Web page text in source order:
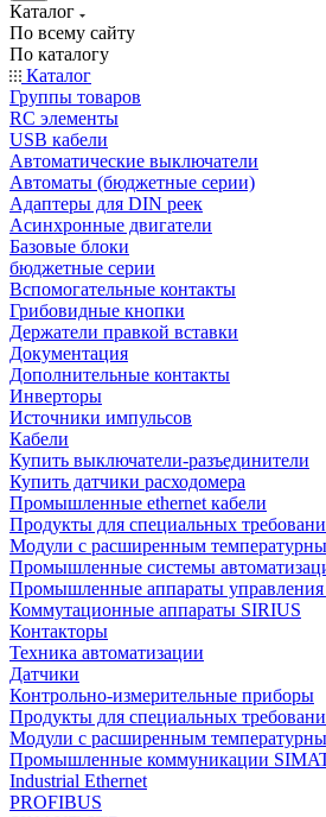
Каталог
По всему сайту
По каталогу
Каталог
Группы товаров
RC элементы
USB кабели
Автоматические выключатели
Автоматы (бюджетные серии)
Адаптеры для DIN реек
Асинхронные двигатели
Базовые блоки
бюджетные серии
Вспомогательные контакты
Грибовидные кнопки
Держатели правкой вставки
Документация
Дополнительные контакты
Инверторы
Источники импульсов
Кабели
Купить выключатели-разъединители
Купить датчики расходомера
Промышленные ethernet кабели
Продукты для специальных
Модули с расширенным
Промышленные системы
Промышленные аппараты
Коммутационные аппараты SIRIUS
Контакторы
Техника автоматизации
Датчики
Контрольно-измерительные приборы
Продукты для специальных
Модули с расширенным
Промышленные коммуникации
Industrial Ethernet
PROFIBUS